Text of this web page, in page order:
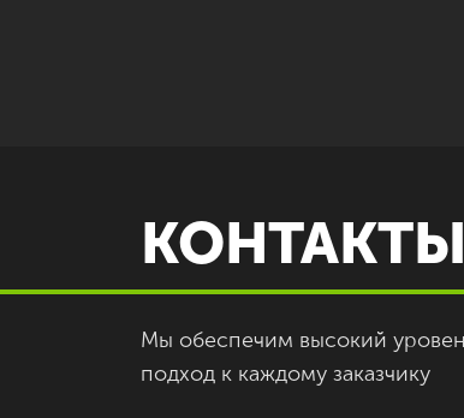
КОНТАКТЫ
Мы обеспечим высокий
подход к каждому заказчику